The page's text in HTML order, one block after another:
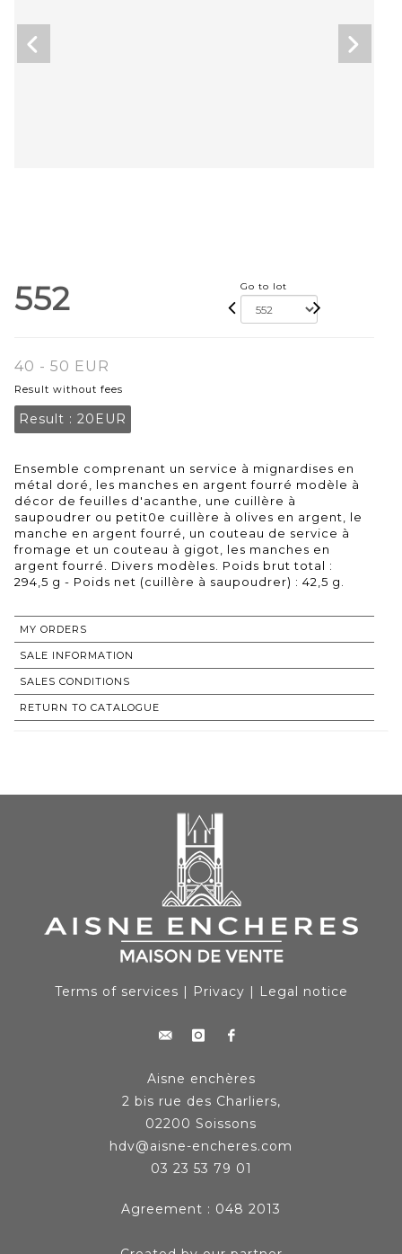
552 Go to lot
40 - 50 EUR
Result without fees
Result : 20EUR
Ensemble comprenant un service à mignardises en
métal doré, les manches en argent fourré modèle à
décor de feuilles d'acanthe, une cuillère à
saupoudrer ou petit0e cuillère à olives en argent, le
manche en argent fourré, un couteau de service à
fromage et un couteau à gigot, les manches en
argent fourré. Divers modèles. Poids brut total :
294,5 g - Poids net (cuillère à saupoudrer) : 42,5 g.
MY ORDERS
SALE INFORMATION
SALES CONDITIONS
RETURN TO CATALOGUE
Terms of services | Privacy | Legal notice
Aisne enchères
2 bis rue des Charliers,
02200 Soissons
hdv@aisne-encheres.com
03 23 53 79 01
Agreement : 048 2013